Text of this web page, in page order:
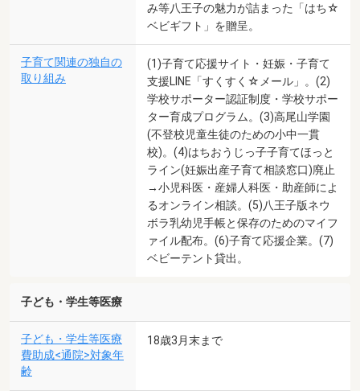
み等八王子の魅力が詰まった「はち☆
ベビギフト」を贈呈。
子育て関連の独自の
取り組み
(1)子育て応援サイト・妊娠・子育て
支援LINE「すくすく☆メール」。(2)
学校サポーター認証制度・学校サポー
ター育成プログラム。(3)高尾山学園
(不登校児童生徒のための小中一貫
校)。(4)はちおうじっ子子育てほっと
ライン(妊娠出産子育て相談窓口)廃止
→小児科医・産婦人科医・助産師によ
るオンライン相談。(5)八王子版ネウ
ボラ乳幼児手帳と保存のためのマイフ
ァイル配布。(6)子育て応援企業。(7)
ベビーテント貸出。
子ども・学生等医療
子ども・学生等医療
費助成<通院>対象年
齢
18歳3月末まで